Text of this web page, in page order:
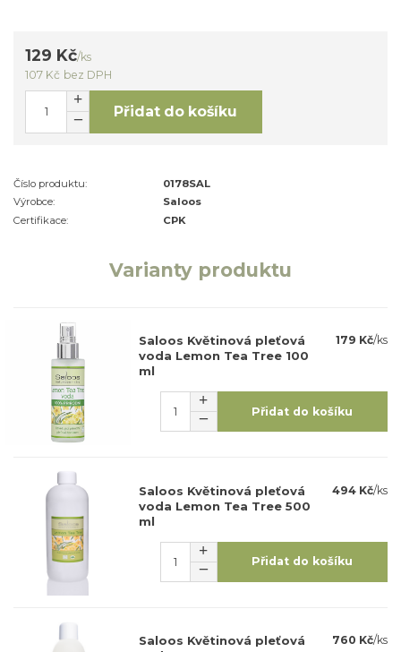
129 Kč/ks
107 Kč bez DPH
Přidat do košíku
Číslo produktu:
0178SAL
Výrobce:
Saloos
Certifikace:
CPK
Varianty produktu
Saloos Květinová pleťová
voda Lemon Tea Tree 100
ml
179 Kč/ks
Přidat do košíku
Saloos Květinová pleťová
voda Lemon Tea Tree 500
ml
494 Kč/ks
Přidat do košíku
Saloos Květinová pleťová
760 Kč/ks